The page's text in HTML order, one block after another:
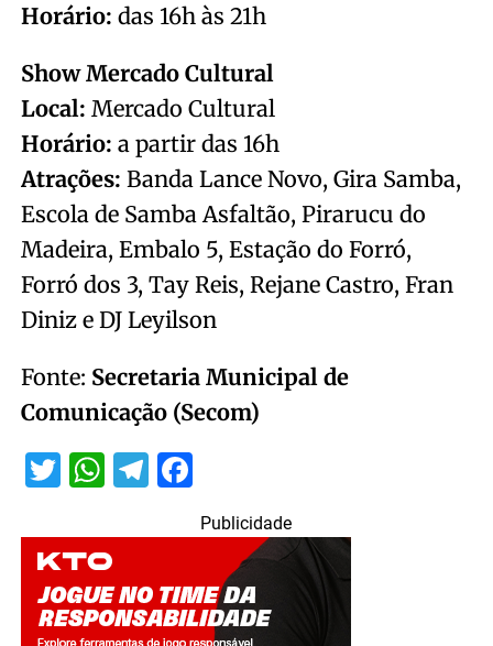
Horário: das 16h às 21h
Show Mercado Cultural
Local: Mercado Cultural
Horário: a partir das 16h
Atrações: Banda Lance Novo, Gira Samba,
Escola de Samba Asfaltão, Pirarucu do
Madeira, Embalo 5, Estação do Forró,
Forró dos 3, Tay Reis, Rejane Castro, Fran
Diniz e DJ Leyilson
Fonte: Secretaria Municipal de
Comunicação (Secom)
Twitter
WhatsApp
Telegram
Facebook
Publicidade